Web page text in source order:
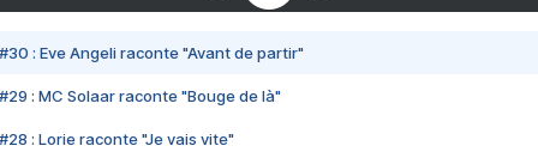
#30 : Eve Angeli raconte "Avant de partir"
#29 : MC Solaar raconte "Bouge de là"
#28 : Lorie raconte "Je vais vite"